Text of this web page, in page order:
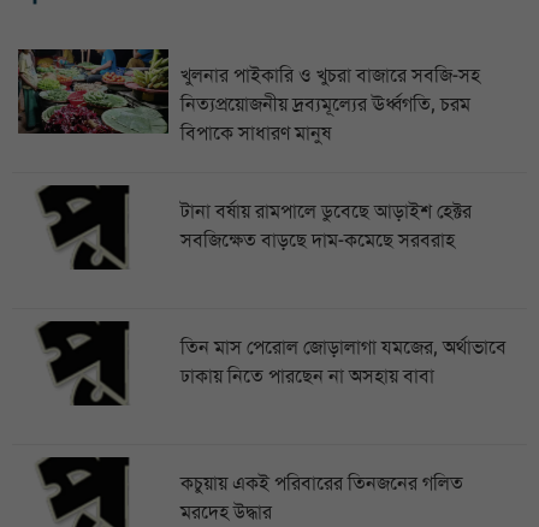
খুলনার পাইকারি ও খুচরা বাজারে সবজি-সহ
নিত্যপ্রয়োজনীয় দ্রব্যমূল্যের ঊর্ধ্বগতি, চরম
বিপাকে সাধারণ মানুষ
টানা বর্ষায় রামপালে ডুবেছে আড়াইশ হেক্টর
সবজিক্ষেত বাড়ছে দাম-কমেছে সরবরাহ
তিন মাস পেরোল জোড়ালাগা যমজের, অর্থাভাবে
ঢাকায় নিতে পারছেন না অসহায় বাবা
কচুয়ায় একই পরিবারের তিনজনের গলিত
মরদেহ উদ্ধার